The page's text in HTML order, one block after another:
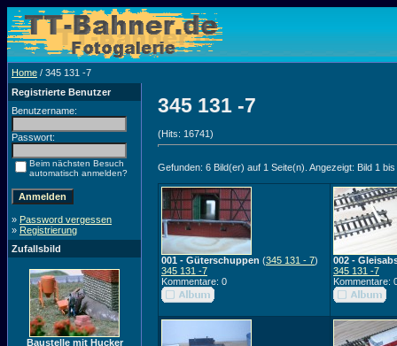
Home / 345 131 -7
Registrierte Benutzer
Benutzername:
Passwort:
Beim nächsten Besuch
automatisch anmelden?
» Password vergessen
» Registrierung
Zufallsbild
Baustelle mit Hucker
345 131 -7
(Hits: 16741)
Gefunden: 6 Bild(er) auf 1 Seite(n). Angezeigt: Bild 1 bis
001 - Güterschuppen (345 131 - 7)
345 131 -7
Kommentare: 0
002 -
345 131 -7
Kommentare: